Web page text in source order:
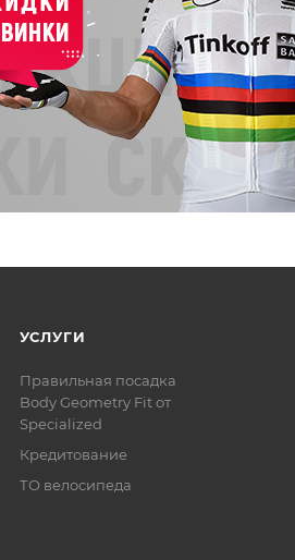
УСЛУГИ
Правильная посадка
Body Geometry Fit от
Specialized
Кредитование
ТО велосипеда